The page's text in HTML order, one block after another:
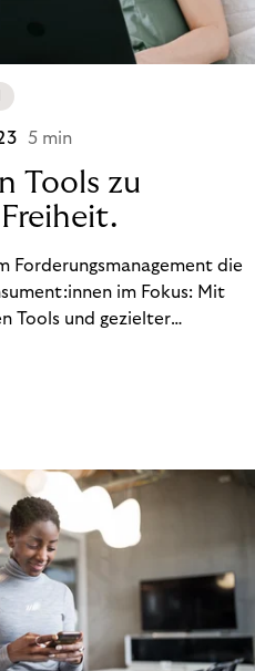
5 min
Tools zu
Forderungsmanagement die
im Fokus: Mit
Tools und gezielter
Freiheit zu führen. So